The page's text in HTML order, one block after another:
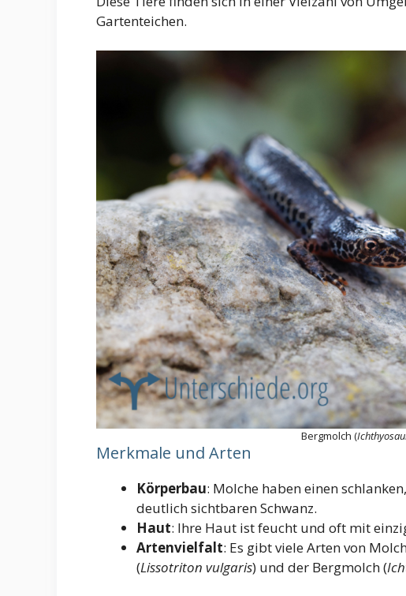
Gartenteichen.
Bergmolch (
Merkmale und Arten
Körperbau: Molche haben einen
deutlich sichtbaren Schwanz.
Haut: Ihre Haut ist feucht und oft mit
Artenvielfalt: Es gibt viele Arten von
(Lissotriton vulgaris) und der Bergmolch (